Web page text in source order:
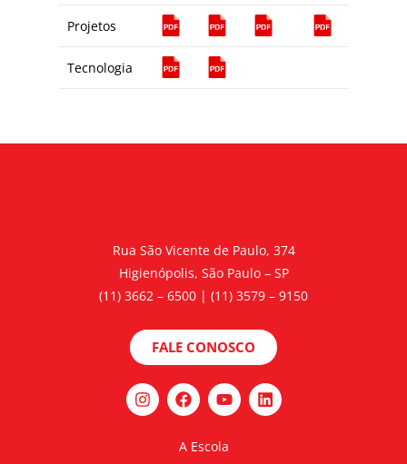
Projetos
Tecnologia
Rua São Vicente de Paulo, 374
Higienópolis, São Paulo – SP
(11) 3662 – 6500 | (11) 3579 – 9150
FALE CONOSCO
A Escola